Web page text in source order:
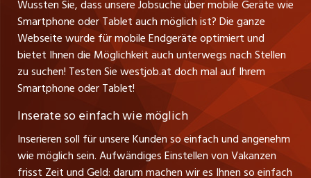
schaffu.ch (VS)
ajourjob.ch
russmedia.com
vol.at
Wussten Sie, dass unsere Jobsuche über mobile Geräte wie
Smartphone oder Tablet auch möglich ist? Die ganze
Webseite wurde für mobile Endgeräte optimiert und
bietet Ihnen die Möglichkeit auch unterwegs nach Stellen
zu suchen! Testen Sie westjob.at doch mal auf Ihrem
Smartphone oder Tablet!
Inserate so einfach wie möglich
Inserieren soll für unsere Kunden so einfach und angenehm
wie möglich sein. Aufwändiges Einstellen von Vakanzen
frisst Zeit und Geld: darum machen wir es Ihnen so einfach